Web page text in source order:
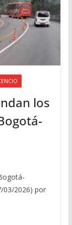
los
03/2026) por